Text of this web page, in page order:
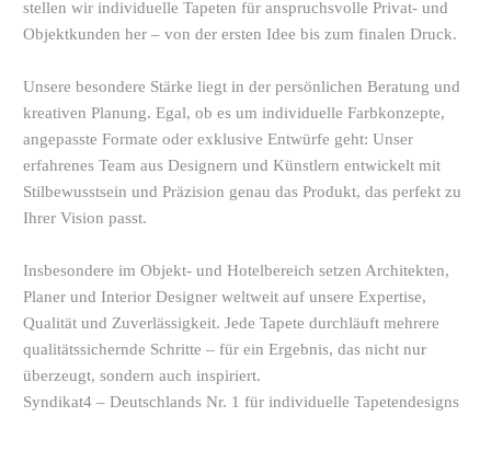
stellen wir individuelle Tapeten für anspruchsvolle Privat- und
Objektkunden her – von der ersten Idee bis zum finalen Druck.
Unsere besondere Stärke liegt in der persönlichen Beratung und
kreativen Planung. Egal, ob es um individuelle Farbkonzepte,
angepasste Formate oder exklusive Entwürfe geht: Unser
erfahrenes Team aus Designern und Künstlern entwickelt mit
Stilbewusstsein und Präzision genau das Produkt, das perfekt zu
Ihrer Vision passt.
Insbesondere im Objekt- und Hotelbereich setzen Architekten,
Planer und Interior Designer weltweit auf unsere Expertise,
Qualität und Zuverlässigkeit. Jede Tapete durchläuft mehrere
qualitätssichernde Schritte – für ein Ergebnis, das nicht nur
überzeugt, sondern auch inspiriert.
Syndikat4 – Deutschlands Nr. 1 für individuelle Tapetendesigns